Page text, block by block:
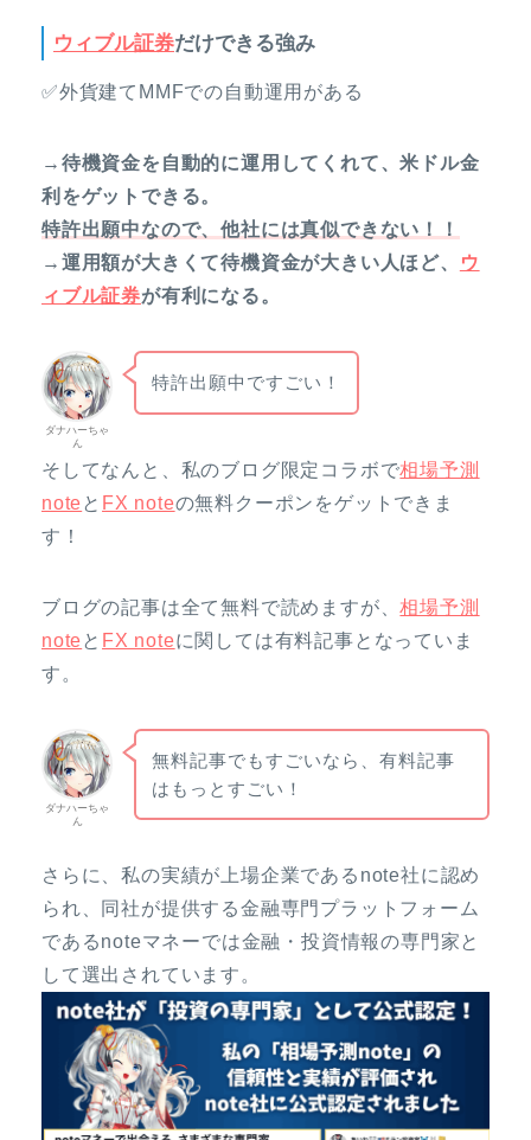
ウィブル証券だけできる強み
✅外貨建てMMFでの自動運用がある
→待機資金を自動的に運用してくれて、米ドル金
利をゲットできる。
特許出願中なので、他社には真似できない！！
→運用額が大きくて待機資金が大きい人ほど、
ウ
ィブル証券が有利になる。
ダナハーちゃ
ん
特許出願中ですごい！
そしてなんと、私のブログ限定コラボで相場予測
note と FX noteの無料クーポンをゲットできま
す！
ブログの記事は全て無料で読めますが、相場予測
note と FX noteに関しては有料記事となっていま
す。
ダナハーちゃ
ん
無料記事でもすごいなら、有料記事
はもっとすごい！
さらに、私の実績が上場企業であるnote社に認め
られ、同社が提供する金融専門プラットフォーム
であるnoteマネーでは金融・投資情報の専門家と
して選出されています。